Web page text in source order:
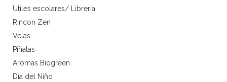
Utiles escolares/ Librería
Rincon Zen
Velas
Piñatas
Aromas Biogreen
Día del Niño